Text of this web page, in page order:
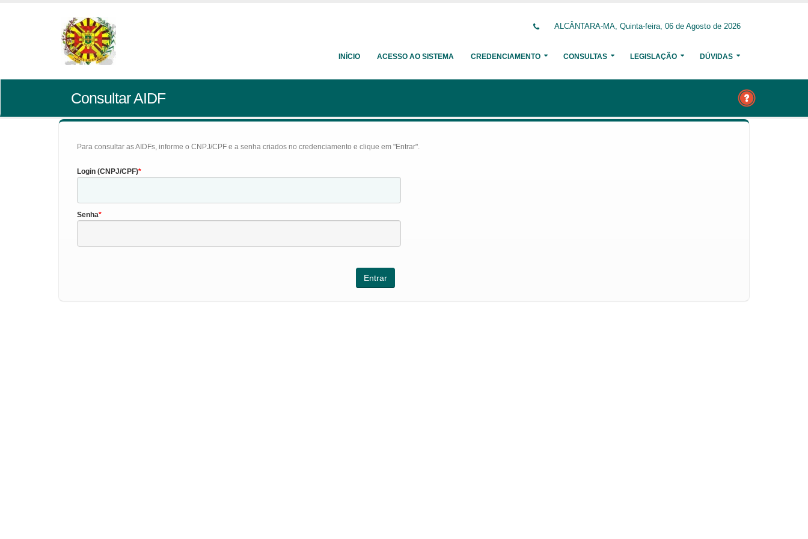
ALCÂNTARA-MA, Quinta-feira, 06 de Agosto de 2026
INÍCIO ACESSO AO SISTEMA CREDENCIAMENTO CONSULTAS LEGISLAÇÃO DÚVIDAS
Consultar AIDF
Para consultar as AIDFs, informe o CNPJ/CPF e a senha criados no credenciamento e clique em "Entrar".
Login (CNPJ/CPF)
Senha